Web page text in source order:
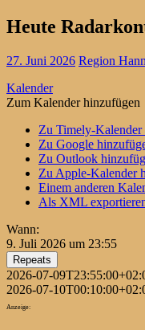
Heute
27. Juni 2026 Region
Kalender
Zum Kalender hinzufügen
Zu Timely-Kalender
Zu Google
Zu Outlook
Zu Apple-Kalender
Einem anderen
Als XML
Wann:
9. Juli 2026 um 23:55
Repeats
2026-07-
2026-07-
Anzeige: